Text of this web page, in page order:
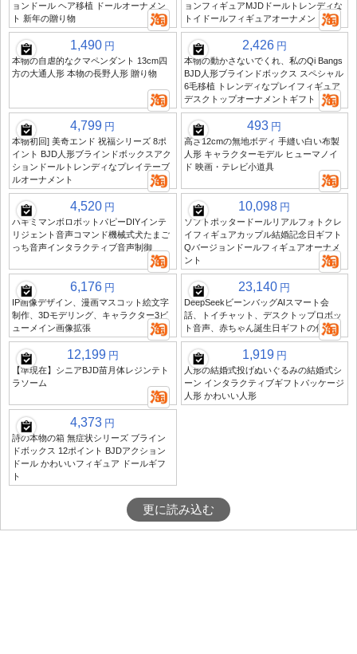
ョンドール ヘア移植 ドールオーナメン
ト 新年の贈り物
ョンフィギュアMJDドールトレンディな
トイドールフィギュアオーナメント
1,490 円
本物の自虐的なクマペンダント 13cm四
方の大通人形 本物の長野人形 贈り物
2,426 円
本物の動かさないでくれ、私のQi Bangs
BJD人形ブラインドボックス スペシャル
6毛移植 トレンディなプレイフィギュア
デスクトップオーナメントギフト
4,799 円
本物初回] 美奇エンド 祝福シリーズ 8ポ
イント BJD人形ブラインドボックスアク
ションドールトレンディなプレイテーブ
ルオーナメント
493 円
高さ12cmの無地ボディ 手縫い白い布製
人形 キャラクターモデル ヒューマノイ
ド 映画・テレビ小道具
4,520 円
ハキミマンボロボットパピーDIYインテ
リジェント音声コマンド機械式犬たまご
っち音声インタラクティブ音声制御
10,098 円
ソフトポッタードールリアルフォトクレ
イフィギュアカップル結婚記念日ギフト
Qバージョンドールフィギュアオーナメ
ント
6,176 円
IP画像デザイン、漫画マスコット絵文字
制作、3Dモデリング、キャラクター3ビ
ューメイン画像拡張
23,140 円
DeepSeekビーンバッグAIスマート会
話、トイチャット、デスクトップロボッ
ト音声、赤ちゃん誕生日ギフトの伴奏
12,199 円
【準現在】シニアBJD苗月体レジンテト
ラソーム
1,919 円
人形の結婚式投げぬいぐるみの結婚式シ
ーン インタラクティブギフトパッケージ
人形 かわいい人形
4,373 円
詩の本物の箱 無症状シリーズ ブライン
ドボックス 12ポイント BJDアクション
ドール かわいいフィギュア ドールギフ
ト
更に読み込む